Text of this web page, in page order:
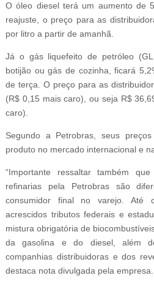
O óleo diesel terá um aumento de
reajuste, o preço para as
por litro a partir de amanhã.
Já o gás liquefeito de petróleo
botijão ou gás de cozinha, ficará
de terça. O preço para as
(R$ 0,15 mais caro), ou seja R$
caro).
Segundo a Petrobras, seus
produto no mercado internacional e
“Importante ressaltar também
refinarias pela Petrobras são
consumidor final no varejo. Até
acrescidos tributos federais e
mistura obrigatória de
da gasolina e do diesel, além
companhias distribuidoras e dos
destaca nota divulgada pela empresa.